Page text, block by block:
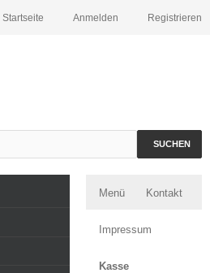
Registrieren
Anmelden
Startseite
SUCHEN
Menü Kontakt
Impressum
Kasse